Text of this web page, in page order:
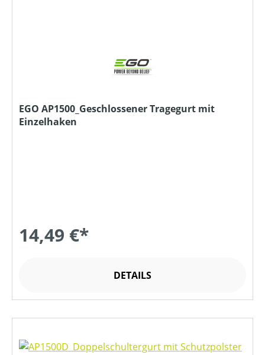
EGO AP1500_Geschlossener Tragegurt mit
Einzelhaken
14,49 €*
DETAILS